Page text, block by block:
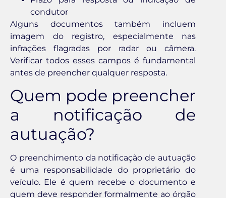
condutor
Alguns documentos também incluem
imagem do registro, especialmente nas
infrações flagradas por radar ou câmera.
Verificar todos esses campos é fundamental
antes de preencher qualquer resposta.
Quem pode preencher
a notificação de
autuação?
O preenchimento da notificação de autuação
é uma responsabilidade do proprietário do
veículo. Ele é quem recebe o documento e
quem deve responder formalmente ao órgão